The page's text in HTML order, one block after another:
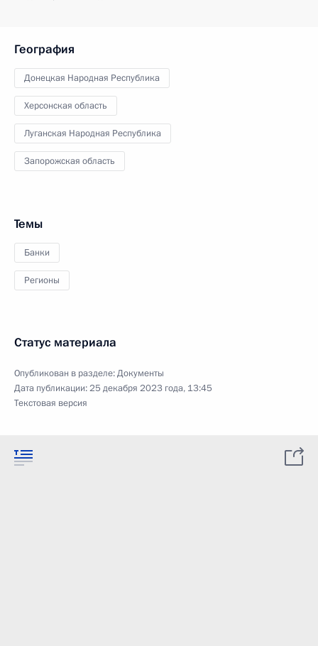
География
Донецкая Народная Республика
Херсонская область
Луганская Народная Республика
Запорожская область
Темы
Банки
Регионы
Статус материала
Опубликован в разделе:Документы
Дата публикации:25 декабря 2023 года, 13:45
Текстовая версия